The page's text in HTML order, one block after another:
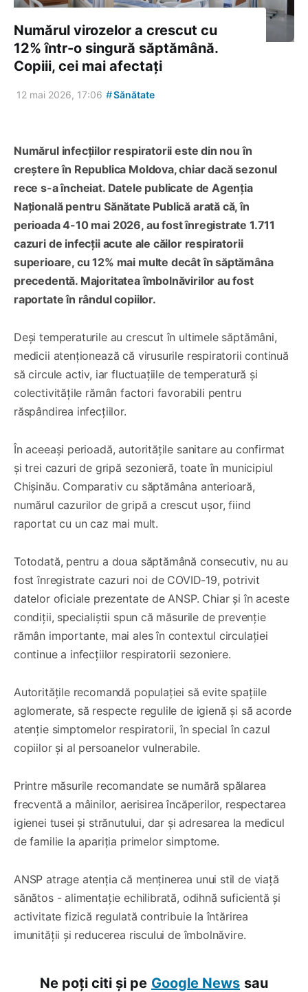
Numărul virozelor a crescut cu
12% într-o singură săptămână.
Copiii, cei mai afectați
12 mai 2026, 17:06 #Sănătate
Numărul infecțiilor respiratorii este din nou în
creștere în Republica Moldova, chiar dacă sezonul
rece s-a încheiat. Datele publicate de Agenția
Națională pentru Sănătate Publică arată că, în
perioada 4-10 mai 2026, au fost înregistrate 1.711
cazuri de infecții acute ale căilor respiratorii
superioare, cu 12% mai multe decât în săptămâna
precedentă. Majoritatea îmbolnăvirilor au fost
raportate în rândul copiilor.
Deși temperaturile au crescut în ultimele săptămâni,
medicii atenționează că virusurile respiratorii continuă
să circule activ, iar fluctuațiile de temperatură și
colectivitățile rămân factori favorabili pentru
răspândirea infecțiilor.
În aceeași perioadă, autoritățile sanitare au confirmat
și trei cazuri de gripă sezonieră, toate în municipiul
Chișinău. Comparativ cu săptămâna anterioară,
numărul cazurilor de gripă a crescut ușor, fiind
raportat cu un caz mai mult.
Totodată, pentru a doua săptămână consecutiv, nu au
fost înregistrate cazuri noi de COVID-19, potrivit
datelor oficiale prezentate de ANSP. Chiar și în aceste
condiții, specialiștii spun că măsurile de prevenție
rămân importante, mai ales în contextul circulației
continue a infecțiilor respiratorii sezoniere.
Autoritățile recomandă populației să evite spațiile
aglomerate, să respecte regulile de igienă și să acorde
atenție simptomelor respiratorii, în special în cazul
copiilor și al persoanelor vulnerabile.
Printre măsurile recomandate se numără spălarea
frecventă a mâinilor, aerisirea încăperilor, respectarea
igienei tusei și strănutului, dar și adresarea la medicul
de familie la apariția primelor simptome.
ANSP atrage atenția că menținerea unui stil de viață
sănătos - alimentație echilibrată, odihnă suficientă și
activitate fizică regulată contribuie la întărirea
imunității și reducerea riscului de îmbolnăvire.
Ne poți citi și pe Google News sau